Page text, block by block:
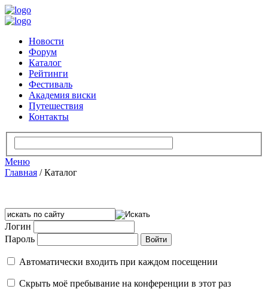
Новости
Форум
Каталог
Рейтинги
Фестиваль
Академия виски
Путешествия
Контакты
Меню
Главная /Каталог
Логин
Пароль
Автоматически входить при каждом посещении
Скрыть моё пребывание на конференции в этот раз